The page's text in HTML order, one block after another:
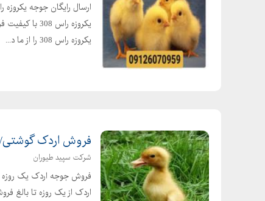
یکروزه راس
یکروزه راس 308 را از ما د...
فروش اردک گوشتی/فروش
شرکت سپید طیوران
فروش جوجه اردک یک روزه
اردک از یک روزه تا بالغ